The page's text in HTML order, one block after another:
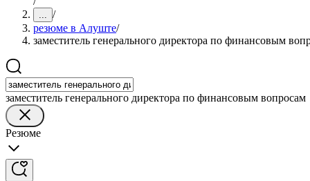
... /
резюме в Алуште/
заместитель генерального директора по финансовым
заместитель генерального директора по финансовым вопросам
Резюме